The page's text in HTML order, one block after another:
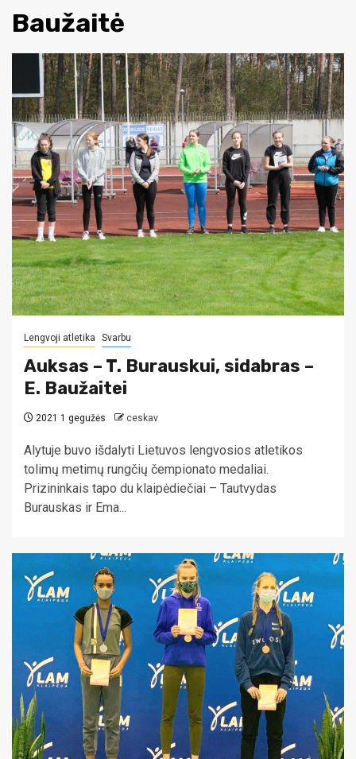
Baužaitė
Lengvoji atletika Svarbu
Auksas – T. Burauskui, sidabras –
E. Baužaitei
2021 1 gegužės ceskav
Alytuje buvo išdalyti Lietuvos lengvosios atletikos
tolimų metimų rungčių čempionato medaliai.
Prizininkais tapo du klaipėdiečiai – Tautvydas
Burauskas ir Ema...